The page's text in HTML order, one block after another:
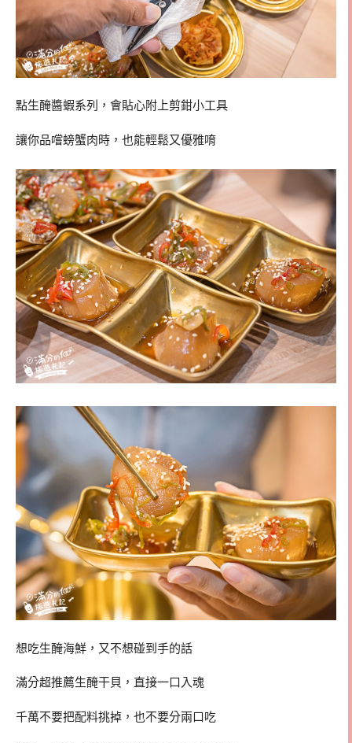
點生醃醬蝦系列，會貼心附上剪鉗小工具
讓你品嚐螃蟹肉時，也能輕鬆又優雅唷
想吃生醃海鮮，又不想碰到手的話
滿分超推薦生醃干貝，直接一口入魂
千萬不要把配料挑掉，也不要分兩口吃